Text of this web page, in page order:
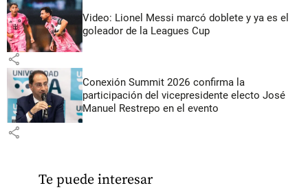
Video: Lionel Messi marcó doblete y ya es el
goleador de la Leagues Cup
share
Conexión Summit 2026 confirma la
participación del vicepresidente electo José
Manuel Restrepo en el evento
share
Te puede interesar